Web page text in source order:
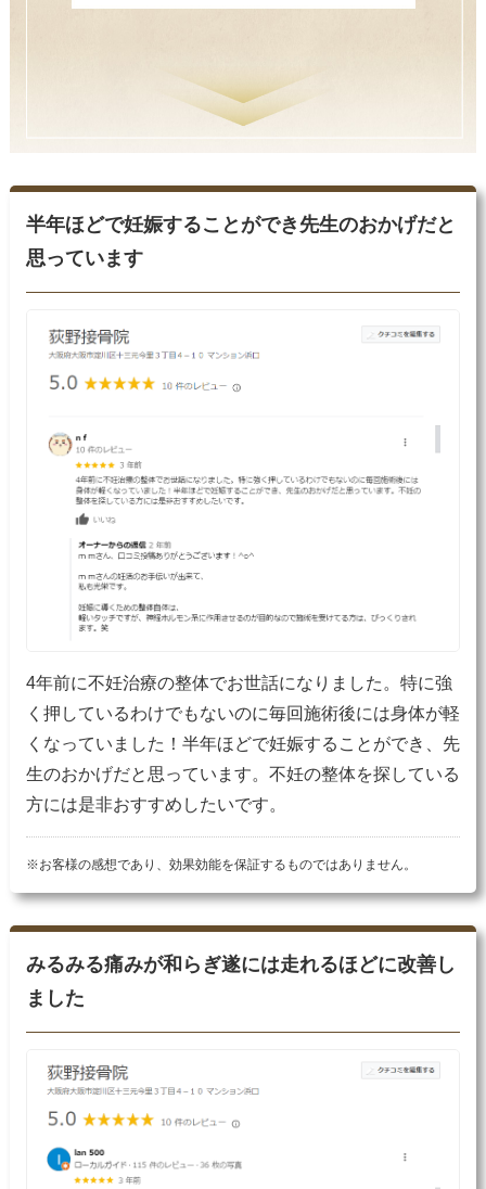
半年ほどで妊娠することができ先生のおかげだと
思っています
4年前に不妊治療の整体でお世話になりました。特に強
く押しているわけでもないのに毎回施術後には身体が軽
くなっていました！半年ほどで妊娠することができ、先
生のおかげだと思っています。不妊の整体を探している
方には是非おすすめしたいです。
※お客様の感想であり、効果効能を保証するものではありません。
みるみる痛みが和らぎ遂には走れるほどに改善し
ました